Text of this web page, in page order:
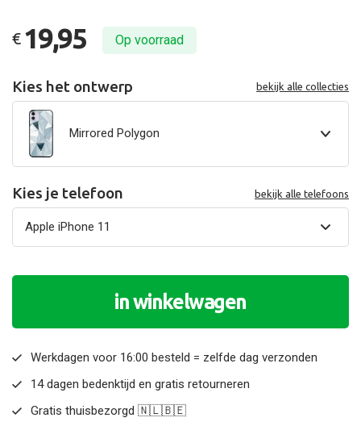
€ 19,95 Op voorraad
Kies het ontwerp bekijk alle collecties
Mirrored Polygon
Kies je telefoon bekijk alle telefoons
in winkelwagen
Werkdagen voor 16:00 besteld = zelfde dag verzonden
14 dagen bedenktijd en gratis retourneren
Gratis thuisbezorgd 🇳🇱🇧🇪